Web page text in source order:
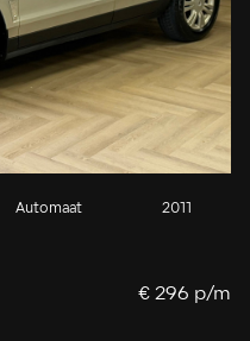
Automaat 2011
€ 296 p/m